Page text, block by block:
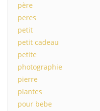
père
peres
petit
petit cadeau
petite
photographie
pierre
plantes
pour bebe